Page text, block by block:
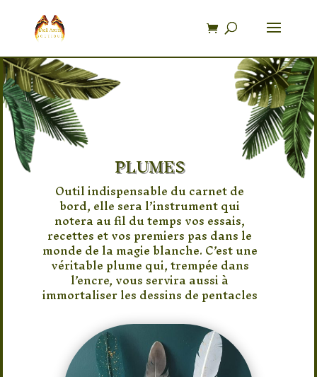
produits
PLUMES
Outil indispensable du carnet de
bord, elle sera l’instrument qui
notera au fil du temps vos essais,
recettes et vos premiers pas dans le
monde de la magie blanche. C’est une
véritable plume qui, trempée dans
l’encre, vous servira aussi à
immortaliser les dessins de pentacles